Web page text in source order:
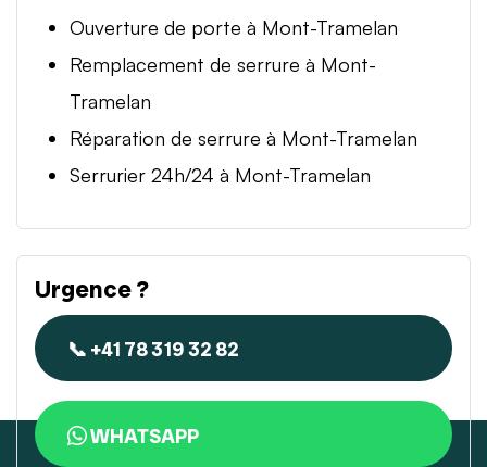
Ouverture de porte à Mont-Tramelan
Remplacement de serrure à Mont-
Tramelan
Réparation de serrure à Mont-Tramelan
Serrurier 24h/24 à Mont-Tramelan
Urgence ?
📞 +41 78 319 32 82
WHATSAPP